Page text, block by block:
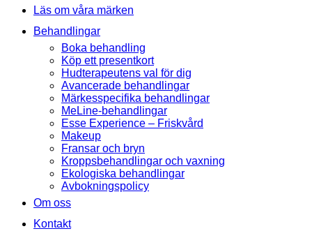
Läs om våra märken
Behandlingar
Boka behandling
Köp ett presentkort
Hudterapeutens val för dig
Avancerade behandlingar
Märkesspecifika behandlingar
MeLine-behandlingar
Esse Experience – Friskvård
Makeup
Fransar och bryn
Kroppsbehandlingar och vaxning
Ekologiska behandlingar
Avbokningspolicy
Om oss
Kontakt